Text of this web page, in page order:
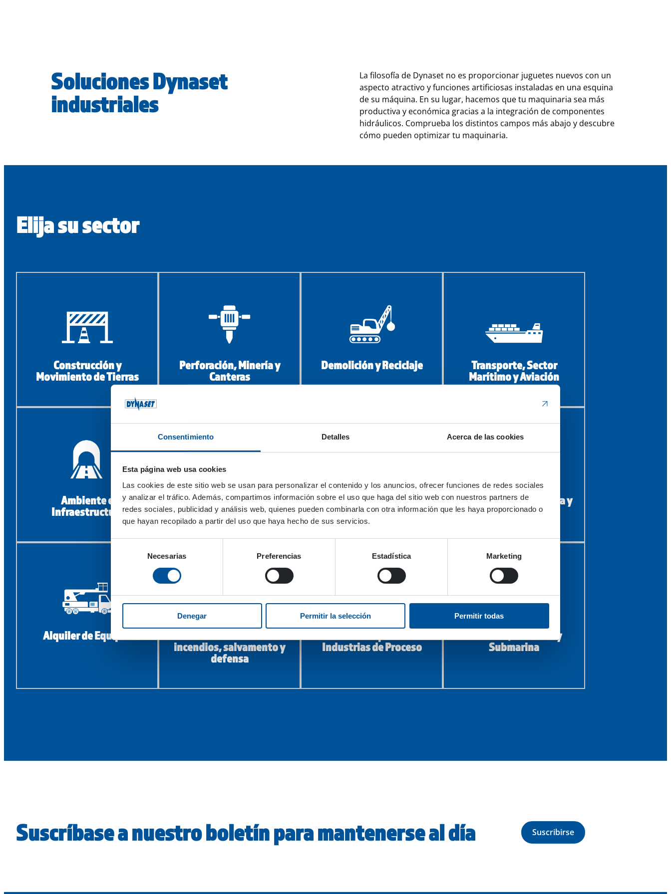
Consentimiento Detalles Acerca de las cookies
Esta página web usa cookies
Las cookies de este sitio web se usan para personalizar el contenido y los anuncios, ofrecer funciones de redes sociales
y analizar el tráfico. Además, compartimos información sobre el uso que haga del sitio web con nuestros partners de
redes sociales, publicidad y análisis web, quienes pueden combinarla con otra información que les haya proporcionado o
que hayan recopilado a partir del uso que haya hecho de sus servicios.
Selección
consentimiento
Necesarias Preferencias Estadística Marketing
Denegar Permitir la selección Permitir todas
Soluciones Dynaset
industriales
La filosofía de Dynaset no es proporcionar juguetes nuevos con un
aspecto atractivo y funciones artificiosas instaladas en una esquina
de su máquina. En su lugar, hacemos que tu maquinaria sea más
productiva y económica gracias a la integración de componentes
hidráulicos. Comprueba los distintos campos más abajo y descubre
cómo pueden optimizar tu maquinaria.
Elija su sector
Construcción y
Movimiento de Tierras
Perforación, Minería y
Canteras
Demolición y Reciclaje
Transporte, Sector
Marítimo y Aviación
Ambiente e
Infraestructura
Servicio y
Mantenimiento
Mantenimiento de
Espacios Exteriores
Silvicultura, agricultura y
piscicultura
Alquiler de Equipos
incendios, salvamento y
defensa
Industrias de Proceso
Offshore, Marítima y
Submarina
Suscríbase a nuestro boletín para mantenerse al día Suscribirse